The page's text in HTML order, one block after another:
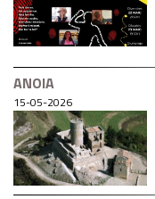
ANOIA
15-05-2026